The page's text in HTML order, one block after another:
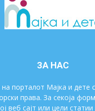
ЗА НАС
порталот Мајка и дете
права. За секоја
веб сајт или цели